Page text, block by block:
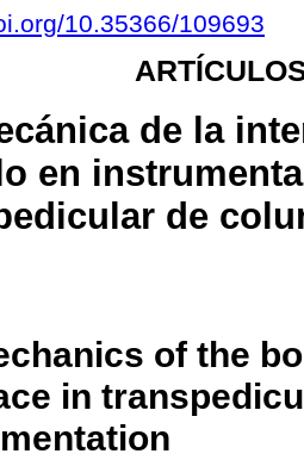
10.35366/109693
de la
en
de
of the
in